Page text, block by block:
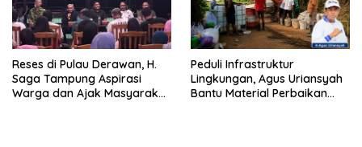
Reses di Pulau Derawan, H.
Saga Tampung Aspirasi
Warga dan Ajak Masyarakat
Peduli Infrastruktur
Lingkungan, Agus Uriansyah
Bantu Material Perbaikan